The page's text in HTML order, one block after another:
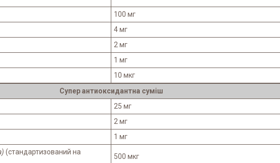
100 мг
4 мг
2 мг
1 мг
10 мкг
Супер антиоксидантна суміш
25 мг
2 мг
1 мг
(стандартизований на
500 мкг